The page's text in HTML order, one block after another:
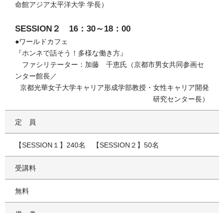
命館アジア太平洋大学 学長）
SESSION２ 16：30～18：00
●ワールドカフェ
『ホンネで話そう！多様な働き方』
ファシリテーター：加藤 千恵氏（京都市男女共同参画セ
ンター館長／
京都光華女子大学キャリア形成学部教授・女性キャリア開発
研究センター長）
定員
【SESSION１】240名 【SESSION２】50名
受講料
無料